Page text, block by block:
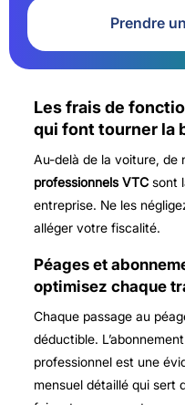
Prendre
Les frais de
qui font tourner la
Au-delà de la voiture, de
professionnels VTCsont
entreprise. Ne les
alléger votre fiscalité.
Péages et
optimisez chaque
Chaque passage au
déductible.
professionnel est une
mensuel détaillé qui sert